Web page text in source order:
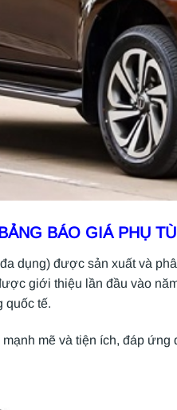
BÁO GIÁ PHỤ
dụng) được sản xuất và
giới thiệu lần đầu vào
quốc tế.
mẽ và tiện ích, đáp